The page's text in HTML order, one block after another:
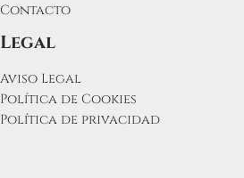
Contacto
Legal
Aviso Legal
Política de Cookies
Política de privacidad